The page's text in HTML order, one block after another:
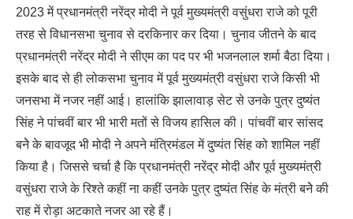
2023 में प्रधानमंत्री नरेंद्र मोदी ने पूर्व मुख्यमंत्री वसुंधरा राजे को पूरी
तरह से विधानसभा चुनाव से दरकिनार कर दिया। चुनाव जीतने के बाद
प्रधानमंत्री नरेंद्र मोदी ने सीएम का पद पर भी भजनलाल शर्मा बैठा दिया।
इसके बाद से ही लोकसभा चुनाव में पूर्व मुख्यमंत्री वसुंधरा राजे किसी भी
जनसभा में नजर नहीं आई। हालांकि झालावाड़ सेट से उनके पुत्र दुष्यंत
सिंह ने पांचवीं बार भी भारी मतों से विजय हासिल की। पांचवीं बार सांसद
बनेे के बावजूद भी मोदी ने अपने मंत्रिमंडल में दुष्यंत सिंह को शामिल नहीं
किया है। जिससे चर्चा है कि प्रधानमंत्री नरेंद्र मोदी और पूर्व मुख्यमंत्री
वसुंधरा राजे के रिश्ते कहीं ना कहीं उनके पुत्र दुष्यंत सिंह के मंत्री बनेे की
राह में रोड़ा अटकाते नजर आ रहे हैं।